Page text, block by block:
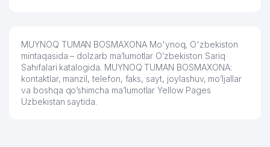
MUYNOQ TUMAN BOSMAXONA Mo'ynoq, O'zbekiston
mintaqasida – dolzarb ma’lumotlar O’zbekiston Sariq
Sahifalari katalogida. MUYNOQ TUMAN BOSMAXONA:
kontaktlar, manzil, telefon, faks, sayt, joylashuv, mo’ljallar
va boshqa qo’shimcha ma’lumotlar Yellow Pages
Uzbekistan saytida.